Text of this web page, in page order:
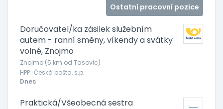
Ostatní pracovní pozice
Doručovatel/ka zásilek služebním
autem - ranní směny, víkendy a svátky
volné, Znojmo
Znojmo (5 km od Tasovic)
HPP · Česká pošta, s.p.
Dnes
Praktická/Všeobecná sestra